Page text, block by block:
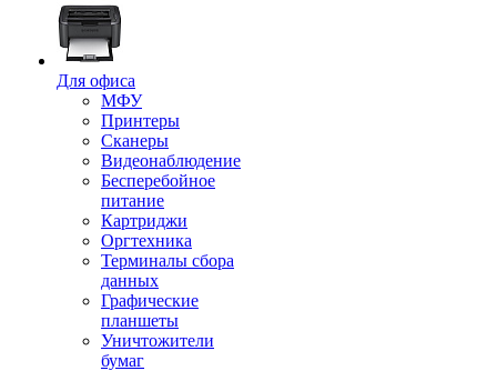
Для офиса
МФУ
Принтеры
Сканеры
Видеонаблюдение
Бесперебойное
питание
Картриджи
Оргтехника
Терминалы сбора
данных
Графические
планшеты
Уничтожители
бумаг